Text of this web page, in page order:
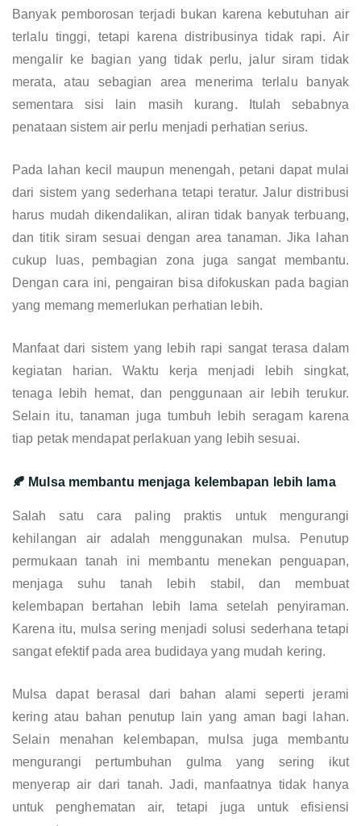
Banyak pemborosan terjadi bukan karena kebutuhan air
terlalu tinggi, tetapi karena distribusinya tidak rapi. Air
mengalir ke bagian yang tidak perlu, jalur siram tidak
merata, atau sebagian area menerima terlalu banyak
sementara sisi lain masih kurang. Itulah sebabnya
penataan sistem air perlu menjadi perhatian serius.
Pada lahan kecil maupun menengah, petani dapat mulai
dari sistem yang sederhana tetapi teratur. Jalur distribusi
harus mudah dikendalikan, aliran tidak banyak terbuang,
dan titik siram sesuai dengan area tanaman. Jika lahan
cukup luas, pembagian zona juga sangat membantu.
Dengan cara ini, pengairan bisa difokuskan pada bagian
yang memang memerlukan perhatian lebih.
Manfaat dari sistem yang lebih rapi sangat terasa dalam
kegiatan harian. Waktu kerja menjadi lebih singkat,
tenaga lebih hemat, dan penggunaan air lebih terukur.
Selain itu, tanaman juga tumbuh lebih seragam karena
tiap petak mendapat perlakuan yang lebih sesuai.
🍂 Mulsa membantu menjaga kelembapan lebih lama
Salah satu cara paling praktis untuk mengurangi
kehilangan air adalah menggunakan mulsa. Penutup
permukaan tanah ini membantu menekan penguapan,
menjaga suhu tanah lebih stabil, dan membuat
kelembapan bertahan lebih lama setelah penyiraman.
Karena itu, mulsa sering menjadi solusi sederhana tetapi
sangat efektif pada area budidaya yang mudah kering.
Mulsa dapat berasal dari bahan alami seperti jerami
kering atau bahan penutup lain yang aman bagi lahan.
Selain menahan kelembapan, mulsa juga membantu
mengurangi pertumbuhan gulma yang sering ikut
menyerap air dari tanah. Jadi, manfaatnya tidak hanya
untuk penghematan air, tetapi juga untuk efisiensi